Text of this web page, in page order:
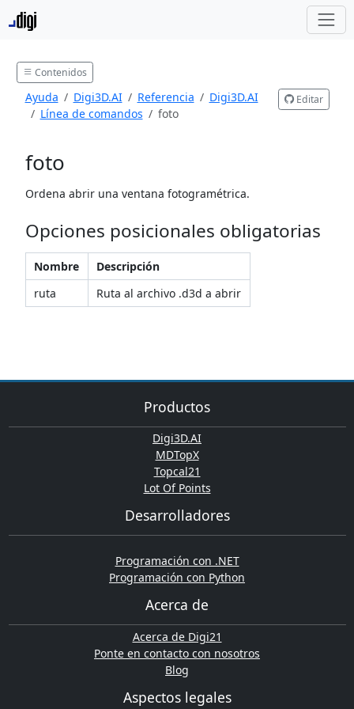
Contenidos
Ayuda Digi3D.AI Referencia
Digi3D.AI
Línea de comandos
foto
Editar
foto
Ordena abrir una ventana fotogramétrica.
Opciones posicionales obligatorias
Nombre
Descripción
ruta
Ruta al archivo .d3d a abrir
Productos
Digi3D.AI
MDTopX
Topcal21
Lot Of Points
Desarrolladores
Programación con .NET
Programación con Python
Acerca de
Acerca de Digi21
Ponte en contacto con nosotros
Blog
Aspectos legales